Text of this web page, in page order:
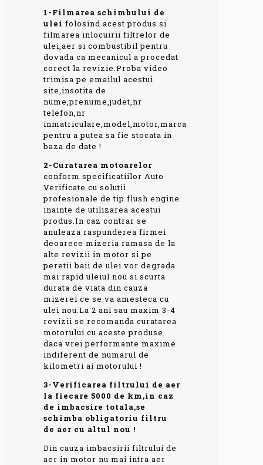
1-Filmarea schimbului de
ulei folosind acest produs si
filmarea inlocuirii filtrelor de
ulei,aer si combustibil pentru
dovada ca mecanicul a procedat
corect la revizie.Proba video
trimisa pe emailul acestui
site,insotita de
nume,prenume,judet,nr
telefon,nr
inmatriculare,model,motor,marca
pentru a putea sa fie stocata in
baza de date !
2-Curatarea motoarelor
conform specificatiilor Auto
Verificate cu solutii
profesionale de tip flush engine
inainte de utilizarea acestui
produs.In caz contrar se
anuleaza raspunderea firmei
deoarece mizeria ramasa de la
alte revizii in motor si pe
peretii baii de ulei vor degrada
mai rapid uleiul nou si scurta
durata de viata din cauza
mizerei ce se va amesteca cu
ulei nou.La 2 ani sau maxim 3-4
revizii se recomanda curatarea
motorului cu aceste produse
daca vrei performante maxime
indiferent de numarul de
kilometri ai motorului !
3-Verificarea filtrului de aer
la fiecare 5000 de km,in caz
de imbacsire totala,se
schimba obligatoriu filtru
de aer cu altul nou !
Din cauza imbacsirii filtrului de
aer in motor nu mai intra aer